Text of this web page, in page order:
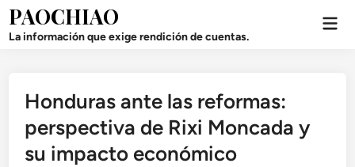
Saltar
contenido
PAOCHIAO
La información que exige rendición de cuentas.
Publicado
en
Honduras ante las reformas:
perspectiva de Rixi Moncada y
su impacto económico